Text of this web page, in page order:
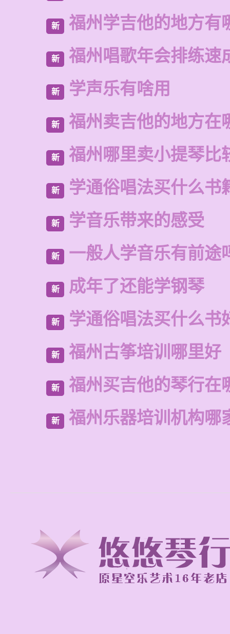
新 福州学吉他的地方有
新 福州唱歌年会排练速
新 学声乐有啥用
新 福州卖吉他的地方在
新 福州哪里卖小提琴比
新 学通俗唱法买什么书
新 学音乐带来的感受
新 一般人学音乐有前途
新 成年了还能学钢琴
新 学通俗唱法买什么书
新 福州古筝培训哪里好
新 福州买吉他的琴行在
新 福州乐器培训机构哪